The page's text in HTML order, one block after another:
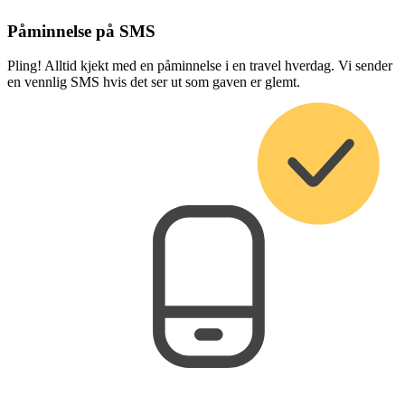
Påminnelse på SMS
Pling! Alltid kjekt med en påminnelse i en travel hverdag. Vi sender
en vennlig SMS hvis det ser ut som gaven er glemt.